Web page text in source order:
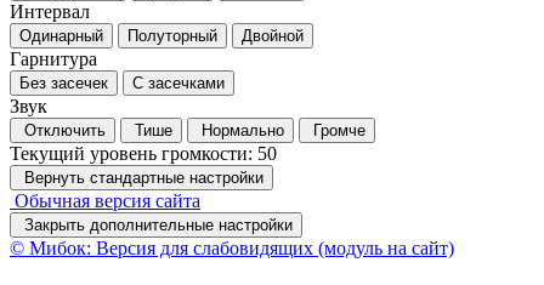
Интервал
Одинарный Полуторный Двойной
Гарнитура
Без засечек С засечками
Звук
Отключить Тише Нормально Громче
Текущий уровень громкости: 50
Вернуть стандартные настройки
Обычная версия сайта
Закрыть дополнительные настройки
© Мибок: Версия для слабовидящих (модуль на сайт)